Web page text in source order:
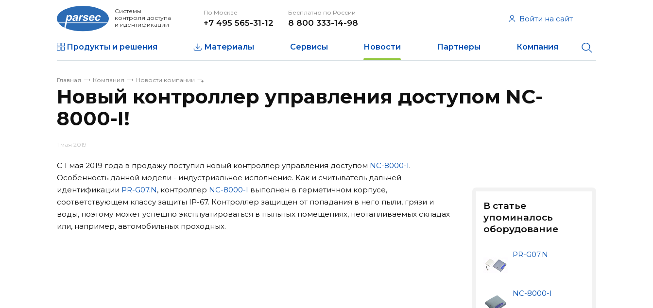
Системы
контроля доступа
и идентификации
По Москве
+7 495 565-31-12
Бесплатно по России
8 800 333-14-98 Войти на сайт
Продукты и решения Материалы Сервисы Новости Партнеры Компания
Главная Компания Новости компании
Новый контроллер управления доступом NC-
8000-I!
1 мая 2019
С 1 мая 2019 года в продажу поступил новый контроллер управления доступом NC-8000-I.
Особенность данной модели - индустриальное исполнение. Как и считыватель дальней
идентификации PR-G07.N, контроллер NC-8000-I выполнен в герметичном корпусе,
соответствующем классу защиты IP-67. Контроллер защищен от попадания в него пыли, грязи и
воды, поэтому может успешно эксплуатироваться в пыльных помещениях, неотапливаемых складах
или, например, автомобильных проходных.
В статье
упоминалось
оборудование
PR-G07.N
NC-8000-I